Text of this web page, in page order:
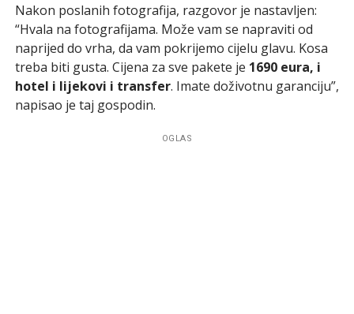
Nakon poslanih fotografija, razgovor je nastavljen:
“Hvala na fotografijama. Može vam se napraviti od
naprijed do vrha, da vam pokrijemo cijelu glavu. Kosa
treba biti gusta. Cijena za sve pakete je 1690 eura, i
hotel i lijekovi i transfer. Imate doživotnu garanciju”,
napisao je taj gospodin.
OGLAS